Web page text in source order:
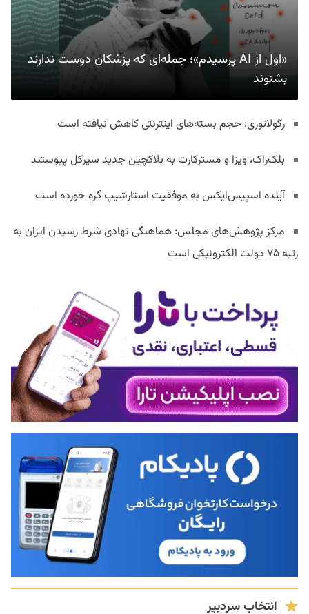
«اول از AI پرسیدم»؛ جمله‌ای که پزشکان دوست ندارند
بشنوند
رگولاتوری: حجم بسته‌های اینترنتی کاهش نیافته است
بلک‌راک، ویزا و مسترکارت به بلاکچین جدید سیرکل پیوستند
آینده اسپیس‌ایکس به موفقیت استارشیپ گره خورده است
مرکز پژوهش‌های مجلس: هماهنگی نهادی شرط رسیدن ایران به
رتبه ۷۵ دولت الکترونیکی است
انتخاب سردبیر